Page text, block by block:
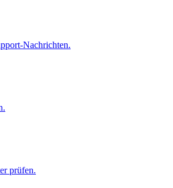
Nachrichten.
prüfen.